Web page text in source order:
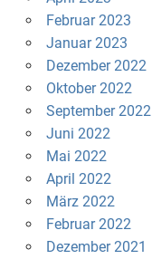
Februar 2023
Januar 2023
Dezember 2022
Oktober 2022
September 2022
Juni 2022
Mai 2022
April 2022
März 2022
Februar 2022
Dezember 2021